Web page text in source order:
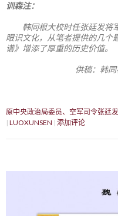
训森注：
韩同根大校时任张廷发将
眼识文化，从笔者提供的几个
谱》增添了厚重的历史价值。
供稿：韩
原中央政治局委员、空军司令张廷
LUOXUNSEN 添加评论